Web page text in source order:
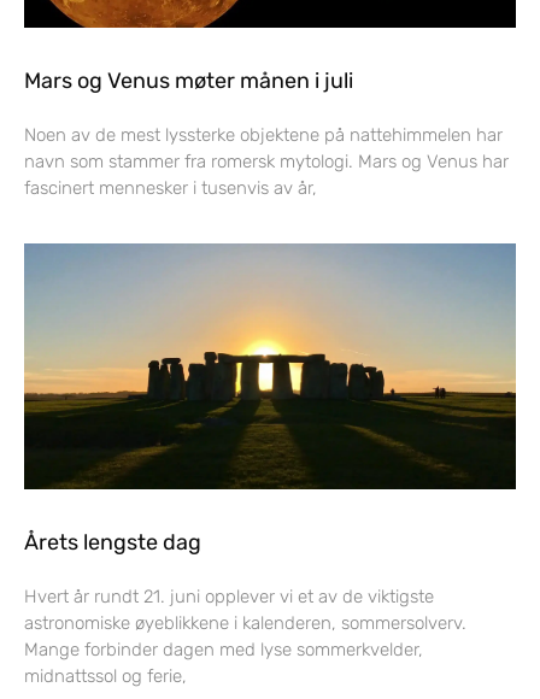
Mars og Venus møter månen i juli
Noen av de mest lyssterke objektene på nattehimmelen har
navn som stammer fra romersk mytologi. Mars og Venus har
fascinert mennesker i tusenvis av år,
Årets lengste dag
Hvert år rundt 21. juni opplever vi et av de viktigste
astronomiske øyeblikkene i kalenderen, sommersolverv.
Mange forbinder dagen med lyse sommerkvelder,
midnattssol og ferie,